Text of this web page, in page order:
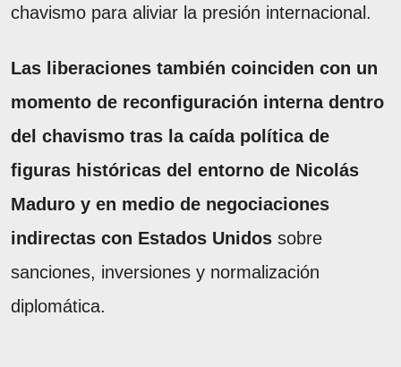
chavismo para aliviar la presión internacional.
Las liberaciones también coinciden con un
momento de reconfiguración interna dentro
del chavismo tras la caída política de
figuras históricas del entorno de Nicolás
Maduro y en medio de negociaciones
indirectas con Estados Unidos sobre
sanciones, inversiones y normalización
diplomática.